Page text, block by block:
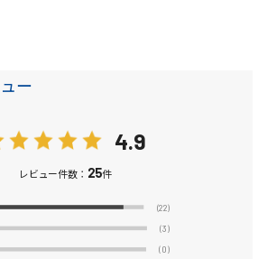
ー
4.9
レビュー件数： 25件
(22)
(3)
(0)